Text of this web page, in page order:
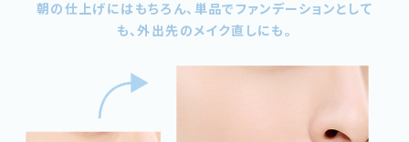
朝の仕上げにはもちろん、単品でファンデーションとして
も、外出先のメイク直しにも。